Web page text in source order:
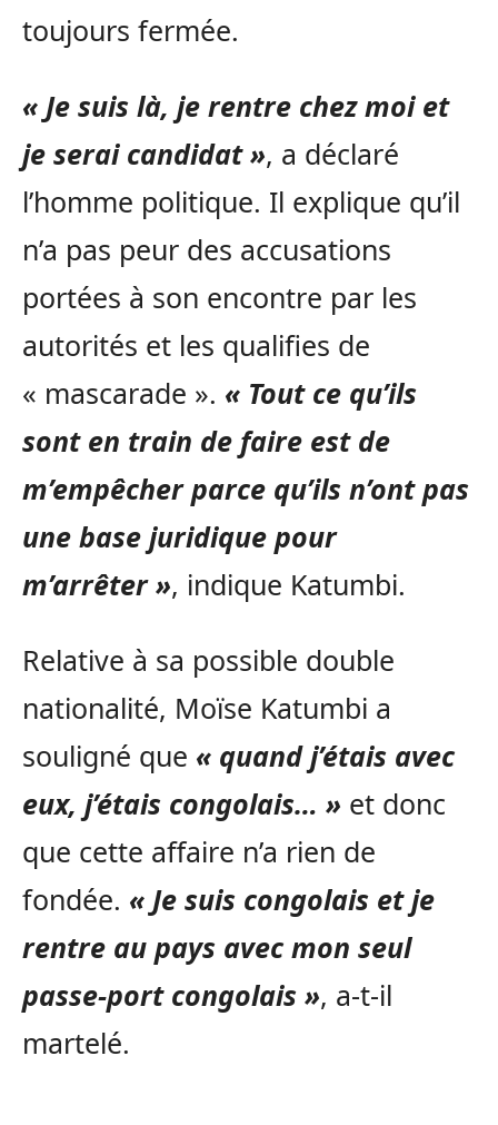
toujours fermée.
« Je suis là, je rentre chez moi et
je serai candidat », a déclaré
l’homme politique. Il explique qu’il
n’a pas peur des accusations
portées à son encontre par les
autorités et les qualifies de
« mascarade ». « Tout ce qu’ils
sont en train de faire est de
m’empêcher parce qu’ils n’ont pas
une base juridique pour
m’arrêter », indique Katumbi.
Relative à sa possible double
nationalité, Moïse Katumbi a
souligné que « quand j’étais avec
eux, j’étais congolais… » et donc
que cette affaire n’a rien de
fondée. « Je suis congolais et je
rentre au pays avec mon seul
passe-port congolais », a-t-il
martelé.